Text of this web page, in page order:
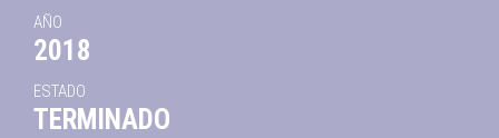
AÑO
2018
ESTADO
TERMINADO